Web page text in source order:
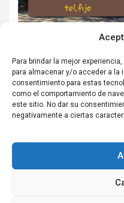
Para brindar la mejor
para almacenar y/o acceder a la
consentimiento para estas
como el comportamiento de
este sitio. No dar su
negativamente a ciertas